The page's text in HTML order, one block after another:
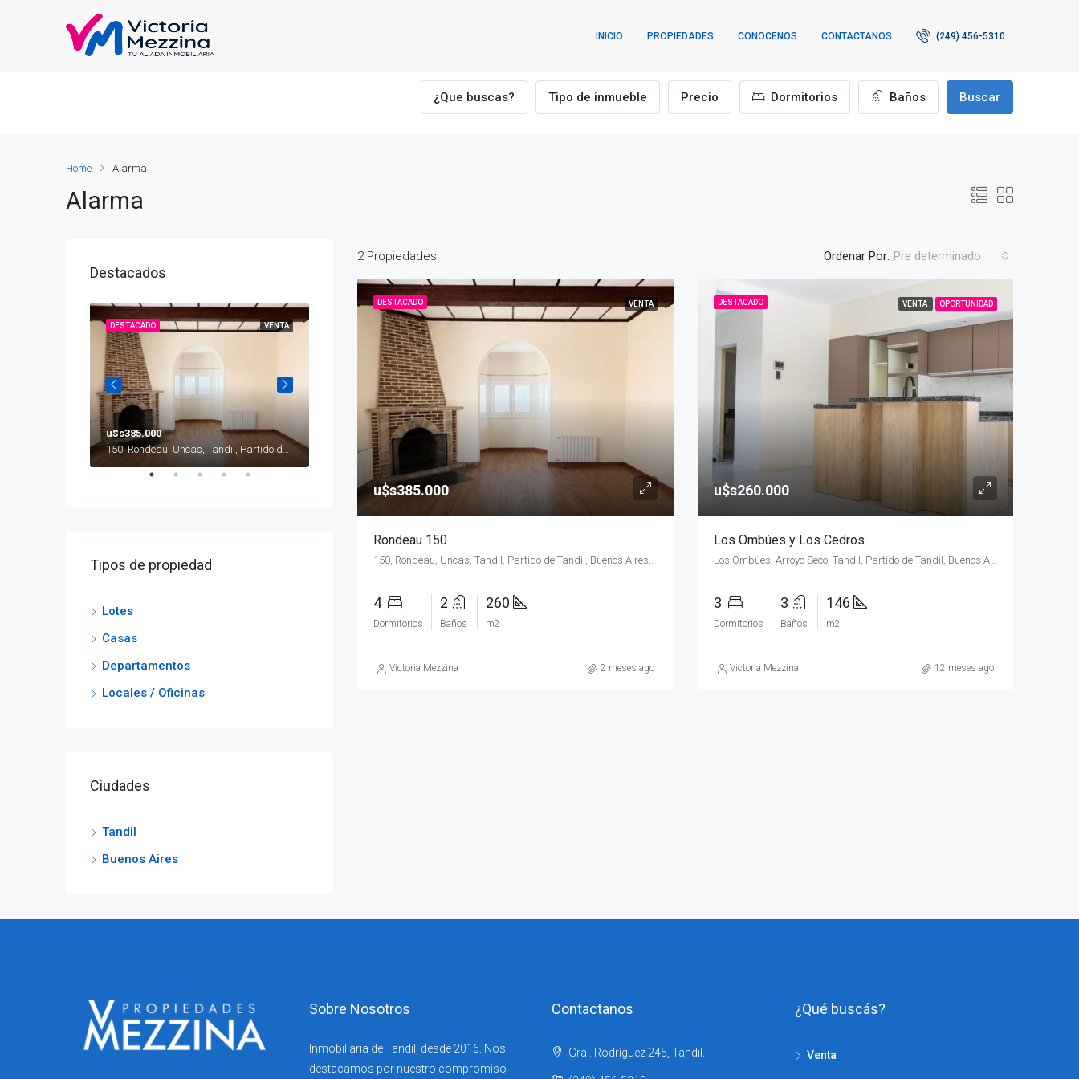
INICIO PROPIEDADES CONOCENOS CONTACTANOS (249) 456-5310
¿Que buscas? Tipo de inmueble Precio Dormitorios Baños Buscar
Home Alarma
Alarma
2 Propiedades Ordenar Por: Pre determinado
DESTACADO VENTA
u$s385.000
Rondeau 150
150, Rondeau, Uncas, Tandil, Partido de Tandil, Buenos Aires, B7000GKN, Argentina
4
Dormitorios
2
Baños
260
m2
Victoria Mezzina 2 meses ago
DESTACADO VENTA OPORTUNIDAD
u$s260.000
Los Ombúes y Los Cedros
Los Ombúes, Arroyo Seco, Tandil, Partido de Tandil, Buenos Aires, Argentina
3
Dormitorios
3
Baños
146
m2
Victoria Mezzina 12 meses ago
Destacados
VENTA
DESTACADO
u$s385.000
u$s240.000
1287, Larrea, La Rosa, Tandil, Partido de Tandil, Buenos Aires, B7000, Argentina
DESTACADO VENTA DESTACADO
Tipos de propiedad
Lotes
Casas
Departamentos
Locales / Oficinas
Ciudades
Tandil
Buenos Aires
Sobre Nosotros
Inmobiliaria de Tandil, desde 2016. Nos
destacamos por nuestro compromiso
Contactanos
Gral. Rodríguez 245, Tandil.
¿Qué buscás?
Venta